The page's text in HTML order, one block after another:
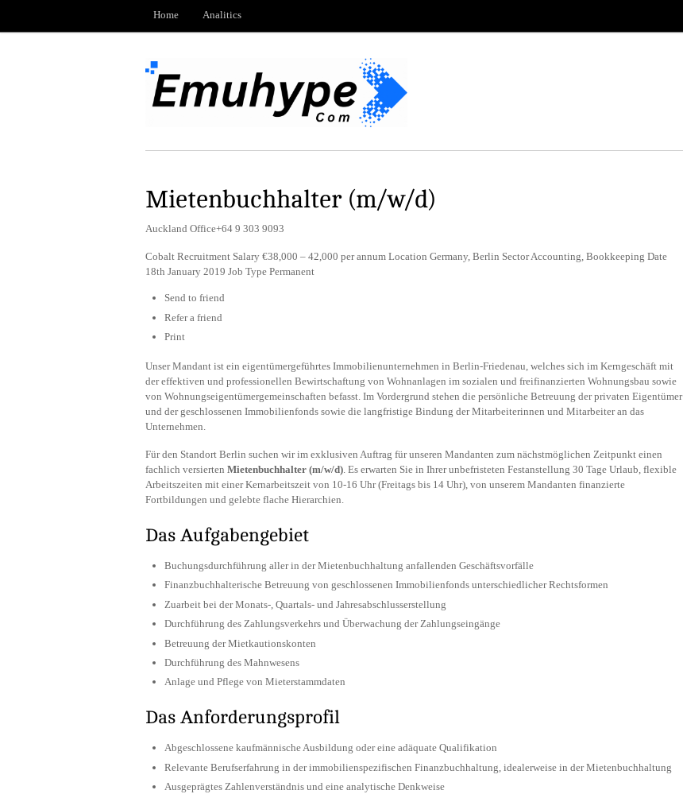
Home Analitics
Mietenbuchhalter (m/w/d)
Auckland Office+64 9 303 9093
Cobalt Recruitment Salary €38,000 – 42,000 per annum Location Germany, Berlin Sector Accounting, Bookkeeping Date
18th January 2019 Job Type Permanent
Send to friend
Refer a friend
Print
Unser Mandant ist ein eigentümergeführtes Immobilienunternehmen in Berlin-Friedenau, welches sich im Kerngeschäft mit
der effektiven und professionellen Bewirtschaftung von Wohnanlagen im sozialen und freifinanzierten Wohnungsbau sowie
von Wohnungseigentümergemeinschaften befasst. Im Vordergrund stehen die persönliche Betreuung der privaten Eigentümer
und der geschlossenen Immobilienfonds sowie die langfristige Bindung der Mitarbeiterinnen und Mitarbeiter an das
Unternehmen.
Für den Standort Berlin suchen wir im exklusiven Auftrag für unseren Mandanten zum nächstmöglichen Zeitpunkt einen
fachlich versierten Mietenbuchhalter (m/w/d) . Es erwarten Sie in Ihrer unbefristeten Festanstellung 30 Tage Urlaub, flexible
Arbeitszeiten mit einer Kernarbeitszeit von 10-16 Uhr (Freitags bis 14 Uhr), von unserem Mandanten finanzierte
Fortbildungen und gelebte flache Hierarchien.
Das Aufgabengebiet
Buchungsdurchführung aller in der Mietenbuchhaltung anfallenden Geschäftsvorfälle
Finanzbuchhalterische Betreuung von geschlossenen Immobilienfonds unterschiedlicher Rechtsformen
Zuarbeit bei der Monats-, Quartals- und Jahresabschlusserstellung
Durchführung des Zahlungsverkehrs und Überwachung der Zahlungseingänge
Betreuung der Mietkautionskonten
Durchführung des Mahnwesens
Anlage und Pflege von Mieterstammdaten
Das Anforderungsprofil
Abgeschlossene kaufmännische Ausbildung oder eine adäquate Qualifikation
Relevante Berufserfahrung in der immobilienspezifischen Finanzbuchhaltung, idealerweise in der Mietenbuchhaltung
Ausgeprägtes Zahlenverständnis und eine analytische Denkweise